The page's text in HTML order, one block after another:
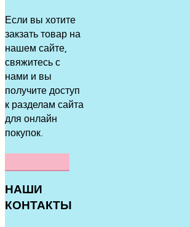
Если вы хотите
закзать товар на
нашем сайте,
свяжитесь с
нами и вы
получите доступ
к разделам сайта
для онлайн
покупок.
НАШИ
КОНТАКТЫ